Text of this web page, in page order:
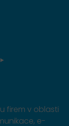
firem v oblasti
e-